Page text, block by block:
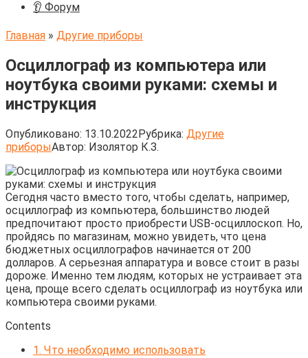
👂 Форум
Главная » Другие приборы
Осциллограф из компьютера или
ноутбука своими руками: схемы и
инструкция
Опубликовано: 13.10.2022Рубрика: Другие
приборыАвтор: Изолятор К.З.
Сегодня часто вместо того, чтобы сделать, например,
осциллограф из компьютера, большинство людей
предпочитают просто приобрести USB-осциллоскоп. Но,
пройдясь по магазинам, можно увидеть, что цена
бюджетных осциллографов начинается от 200
долларов. А серьезная аппаратура и вовсе стоит в разы
дороже. Именно тем людям, которых не устраивает эта
цена, проще всего сделать осциллограф из ноутбука или
компьютера своими руками.
Contents
1. Что необходимо использовать